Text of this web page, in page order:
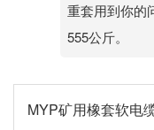
重套用到你的
555公斤。
MYP矿用橡套软电